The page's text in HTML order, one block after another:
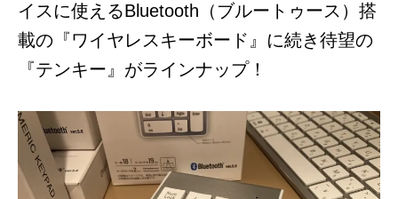
イスに使えるBluetooth（ブルートゥース）搭
載の『ワイヤレスキーボード』に続き待望の
『テンキー』がラインナップ！